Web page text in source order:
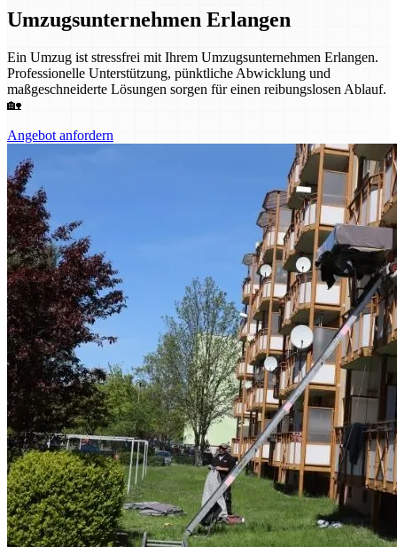
Umzugsunternehmen Erlangen
Ein Umzug ist stressfrei mit Ihrem Umzugsunternehmen Erlangen.
Professionelle Unterstützung, pünktliche Abwicklung und
maßgeschneiderte Lösungen sorgen für einen reibungslosen Ablauf.
🏡
Angebot anfordern